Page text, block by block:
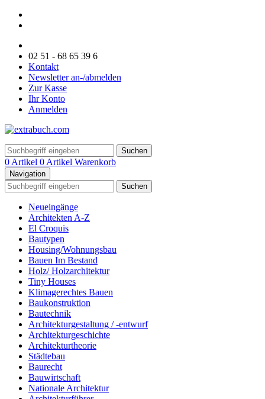
02 51 - 68 65 39 6
Kontakt
Newsletter an-/abmelden
Zur Kasse
Ihr Konto
Anmelden
Suchen
0 Artikel 0 Artikel Warenkorb
Navigation
Suchen
Neueingänge
Architekten A-Z
El Croquis
Bautypen
Housing/Wohnungsbau
Bauen Im Bestand
Holz/ Holzarchitektur
Tiny Houses
Klimagerechtes Bauen
Baukonstruktion
Bautechnik
Architekturgestaltung / -entwurf
Architekturgeschichte
Architekturtheorie
Städtebau
Baurecht
Bauwirtschaft
Nationale Architektur